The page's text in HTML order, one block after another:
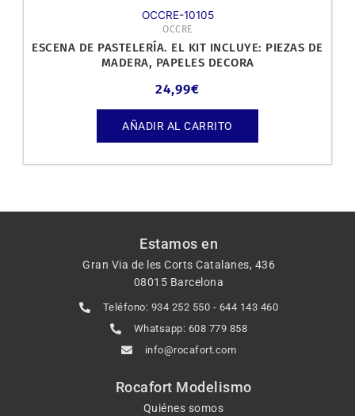
OCCRE-10105
OCCRE
ESCENA DE PASTELERÍA. EL KIT INCLUYE: PIEZAS DE
MADERA, PAPELES DECORA
24,99€
AÑADIR AL CARRITO
Estamos en
Gran Via de les Corts Catalanes, 436
08015 Barcelona
Teléfono: 934 252 550 - 644 143 460
Whatsapp: 608 779 858
info@rocafort.com
Rocafort Modelismo
Quiénes somos